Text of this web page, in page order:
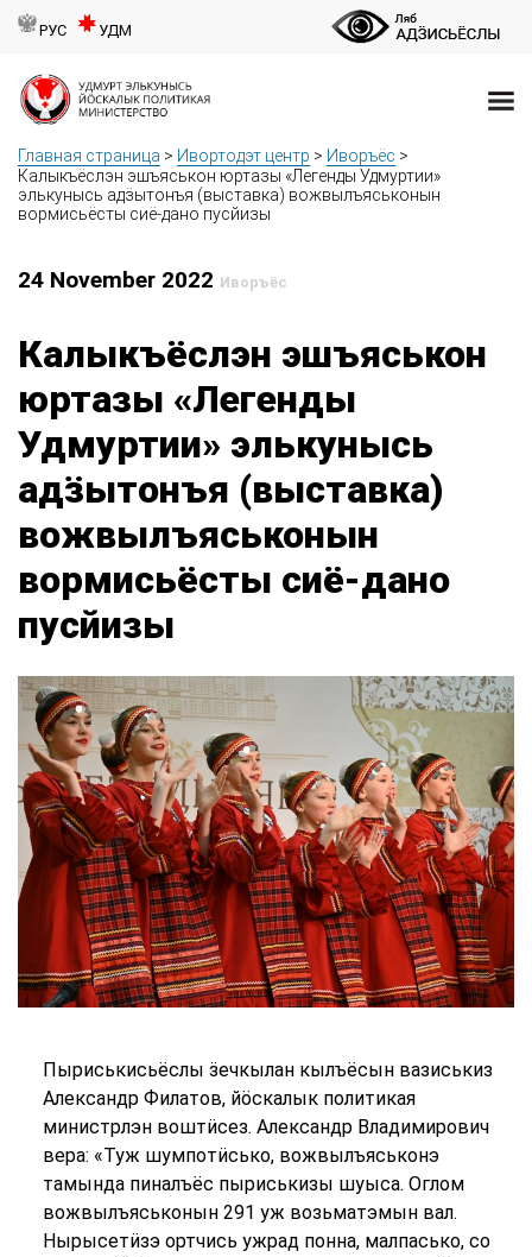
РУС УДМ
Главная страница > Ивортодэт центр > Иворъёс >
Калыкъёслэн эшъяськон юртазы «Легенды Удмуртии»
элькунысь адӟытонъя (выставка) вожвылъяськонын
вормисьёсты сиё-дано пусйизы
24 November 2022 Иворъёс
Калыкъёслэн эшъяськон
юртазы «Легенды
Удмуртии» элькунысь
адӟытонъя (выставка)
вожвылъяськонын
вормисьёсты сиё-дано
пусйизы
Пыриськисьёслы ӟечкылан кылъёсын вазиськиз
Александр Филатов, йӧскалык политикая
министрлэн воштӥсез. Александр Владимирович
вера: «Туж шумпотӥсько, вожвылъяськонэ
тамында пиналъёс пыриськизы шуыса. Оглом
вожвылъяськонын 291 уж возьматэмын вал.
Нырысетӥзэ ортчись ужрад понна, малпасько, со